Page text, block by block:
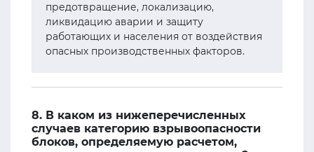
предотвращение, локализацию,
ликвидацию аварии и защиту
работающих и населения от воздействия
опасных производственных факторов.
8. В каком из нижеперечисленных
случаев категорию взрывоопасности
блоков, определяемую расчетом,